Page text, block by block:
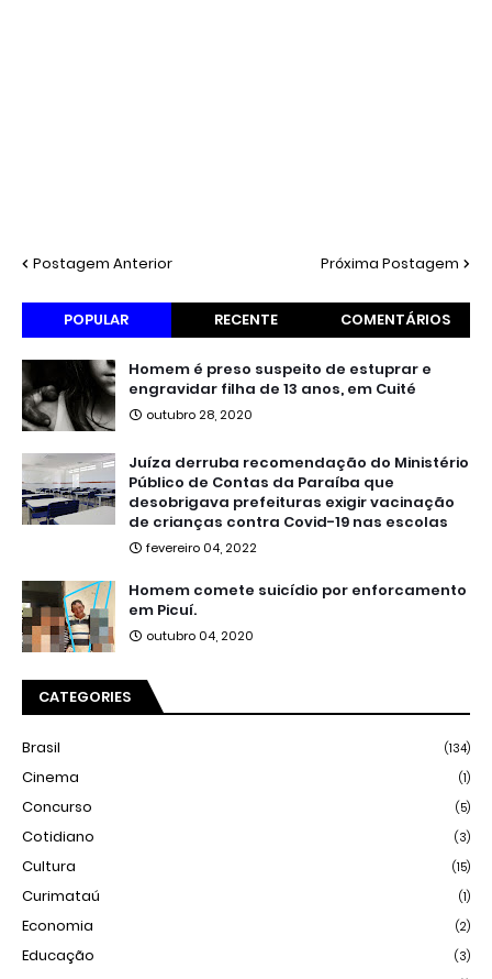
Postagem Anterior Próxima Postagem
POPULAR RECENTE COMENTÁRIOS
Homem é preso suspeito de estuprar e
engravidar filha de 13 anos, em Cuité
outubro 28, 2020
Juíza derruba recomendação do Ministério
Público de Contas da Paraíba que
desobrigava prefeituras exigir vacinação
de crianças contra Covid-19 nas escolas
fevereiro 04, 2022
Homem comete suicídio por enforcamento
em Picuí.
outubro 04, 2020
CATEGORIES
Brasil (134)
Cinema (1)
Concurso (5)
Cotidiano (3)
Cultura (15)
Curimataú (1)
Economia (2)
Educação (3)